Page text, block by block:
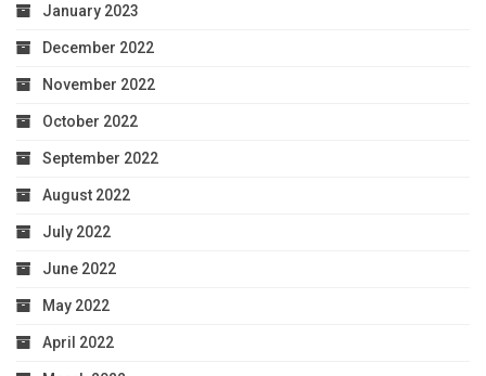
January 2023
December 2022
November 2022
October 2022
September 2022
August 2022
July 2022
June 2022
May 2022
April 2022